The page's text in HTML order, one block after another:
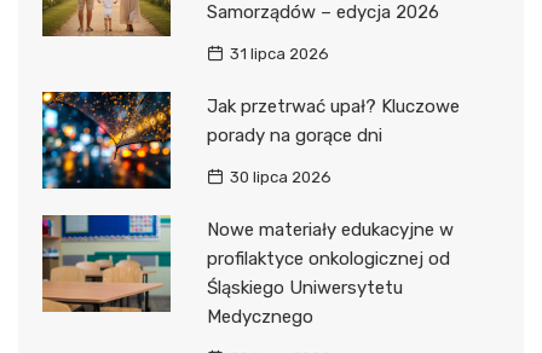
Samorządów – edycja 2026
31 lipca 2026
Jak przetrwać upał? Kluczowe
porady na gorące dni
30 lipca 2026
Nowe materiały edukacyjne w
profilaktyce onkologicznej od
Śląskiego Uniwersytetu
Medycznego